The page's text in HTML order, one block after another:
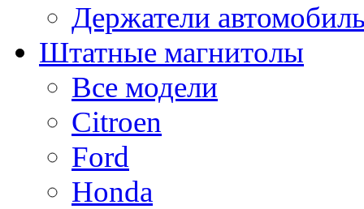
Держатели
Штатные магнитолы
Все модели
Citroen
Ford
Honda